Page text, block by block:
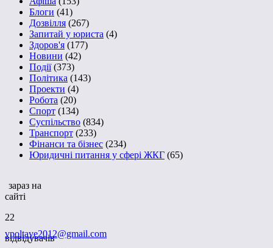
Блоги (41)
Дозвілля (267)
Запитай у юриста (4)
Здоров'я (177)
Новини (42)
Події(373)
Політика (143)
Проекти (4)
Робота (20)
Спорт (134)
Суспільство (834)
Транспорт (233)
Фінанси та бізнес (234)
Юридичні питання у сфері ЖКГ (65)
зараз на
сайті
22
відвідувачів
vpoltave2012@gmail.com